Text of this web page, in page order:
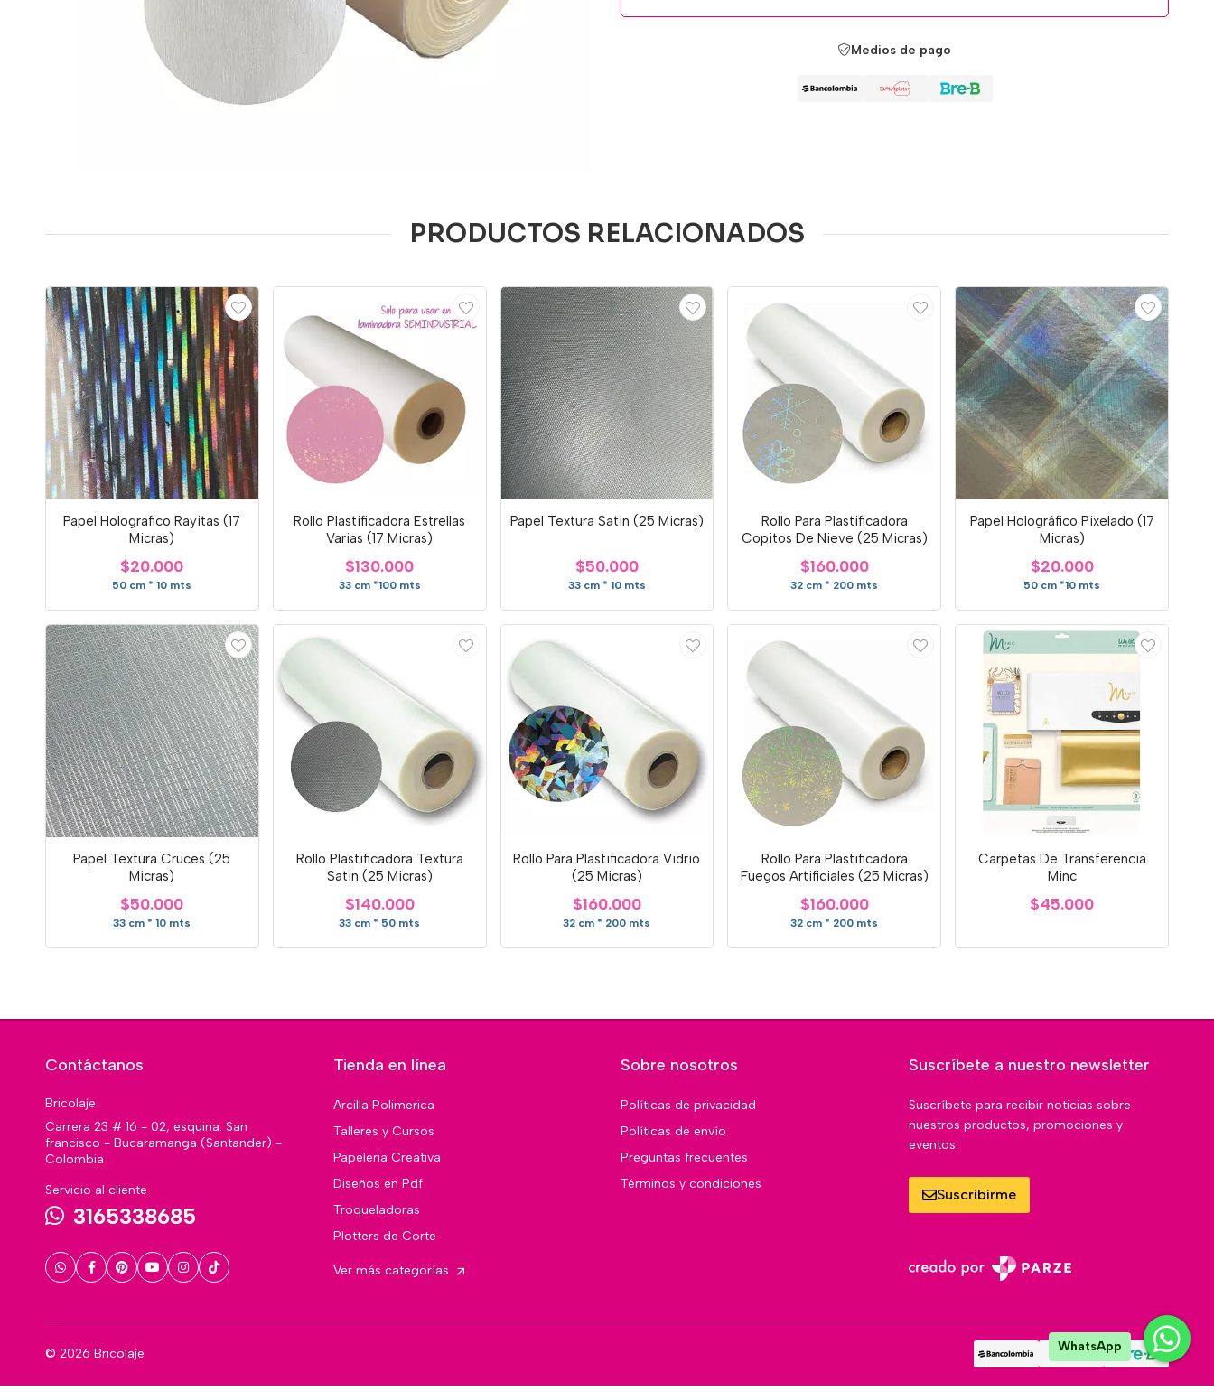
Medios de pago
PRODUCTOS RELACIONADOS
Papel Holografico Rayitas (17
Micras)
$20.000
50 cm * 10 mts
Rollo Plastificadora Estrellas
Varias (17 Micras)
$130.000
33 cm *100 mts
Papel Textura Satin (25 Micras)
$50.000
33 cm * 10 mts
Rollo Para Plastificadora
Copitos De Nieve (25 Micras)
$160.000
32 cm * 200 mts
Papel Holográfico Pixelado (17
Micras)
$20.000
50 cm *10 mts
Papel Textura Cruces (25
Micras)
$50.000
33 cm * 10 mts
Rollo Plastificadora Textura
Satin (25 Micras)
$140.000
33 cm * 50 mts
Rollo Para Plastificadora Vidrio
(25 Micras)
$160.000
32 cm * 200 mts
Rollo Para Plastificadora
Fuegos Artificiales (25 Micras)
$160.000
32 cm * 200 mts
Carpetas De Transferencia
Minc
$45.000
Contáctanos
Bricolaje
Carrera 23 # 16 - 02, esquina. San
francisco - Bucaramanga (Santander) -
Colombia
Servicio al cliente
3165338685
Tienda en línea
Arcilla Polimerica
Talleres y Cursos
Papeleria Creativa
Diseños en Pdf
Troqueladoras
Plotters de Corte
Ver más categorías
Sobre nosotros
Políticas de privacidad
Políticas de envío
Preguntas frecuentes
Términos y condiciones
Suscríbete a nuestro newsletter
Suscríbete para recibir noticias sobre
nuestros productos, promociones y
eventos.
Suscribirme
© 2026 Bricolaje WhatsApp